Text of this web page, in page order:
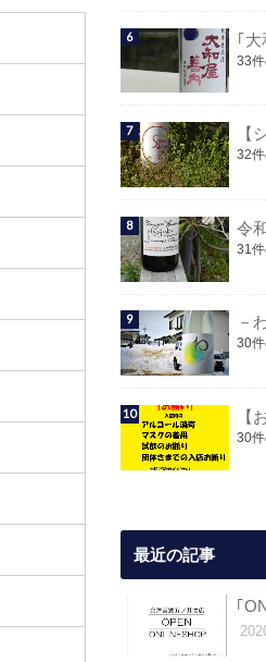
｢
33
【
32
令
31
－
30
【
30
最近の記事
｢